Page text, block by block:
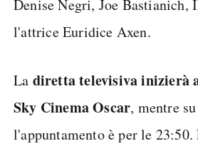
Denise Negri, Joe Bastianich,
l'attrice Euridice Axen.
La diretta televisiva inizierà
Sky Cinema Oscar, mentre
l'appuntamento è per le